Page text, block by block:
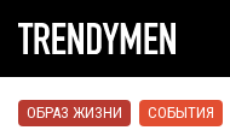
ОБРАЗ ЖИЗНИ СОБЫТИЯ